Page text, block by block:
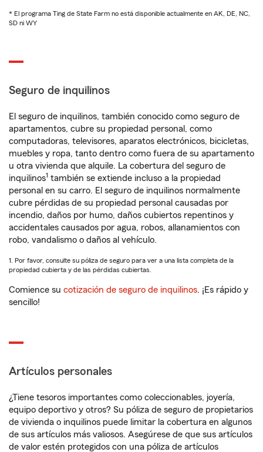
* El programa Ting de State Farm no está disponible actualmente en AK, DE, NC,
SD ni WY
Seguro de inquilinos
El seguro de inquilinos, también conocido como seguro de
apartamentos, cubre su propiedad personal, como
computadoras, televisores, aparatos electrónicos, bicicletas,
muebles y ropa, tanto dentro como fuera de su apartamento
u otra vivienda que alquile. La cobertura del seguro de
inquilinos1 también se extiende incluso a la propiedad
personal en su carro. El seguro de inquilinos normalmente
cubre pérdidas de su propiedad personal causadas por
incendio, daños por humo, daños cubiertos repentinos y
accidentales causados por agua, robos, allanamientos con
robo, vandalismo o daños al vehículo.
1. Por favor, consulte su póliza de seguro para ver a una lista completa de la
propiedad cubierta y de las pérdidas cubiertas.
Comience su cotización de seguro de inquilinos. ¡Es rápido y
sencillo!
Artículos personales
¿Tiene tesoros importantes como coleccionables, joyería,
equipo deportivo y otros? Su póliza de seguro de propietarios
de vivienda o inquilinos puede limitar la cobertura en algunos
de sus artículos más valiosos. Asegúrese de que sus artículos
de valor estén protegidos con una póliza de artículos